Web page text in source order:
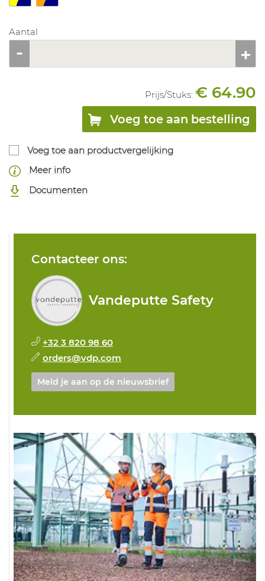
Aantal
Prijs/Stuks: € 64.90
Voeg toe aan bestelling
Voeg toe aan productvergelijking
Meer info
Documenten
Contacteer ons:
Vandeputte Safety
+32 3 820 98 60
orders@vdp.com
Meld je aan op de nieuwsbrief